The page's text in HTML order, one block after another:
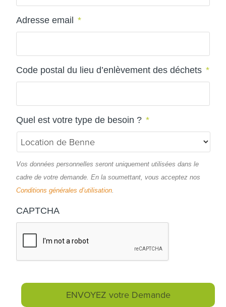
Adresse email *
Code postal du lieu d’enlèvement des déchets *
Quel est votre type de besoin ? *
Vos données personnelles seront uniquement utilisées dans le
cadre de votre demande. En la soumettant, vous acceptez nos
Conditions générales d’utilisation
CAPTCHA